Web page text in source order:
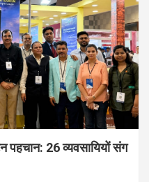
पहचान: 26 व्यवसायियों संग